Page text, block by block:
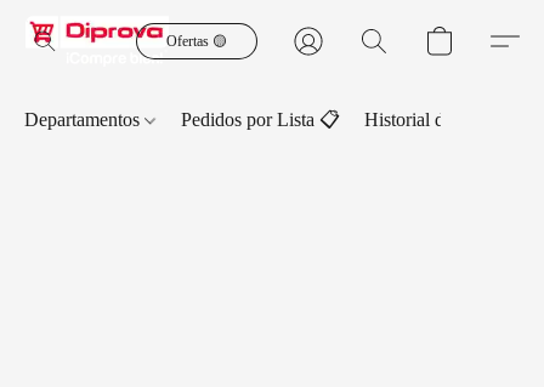
Ofertas 🟡
Departamentos Pedidos por Lista 📋 Historial de Pedidos